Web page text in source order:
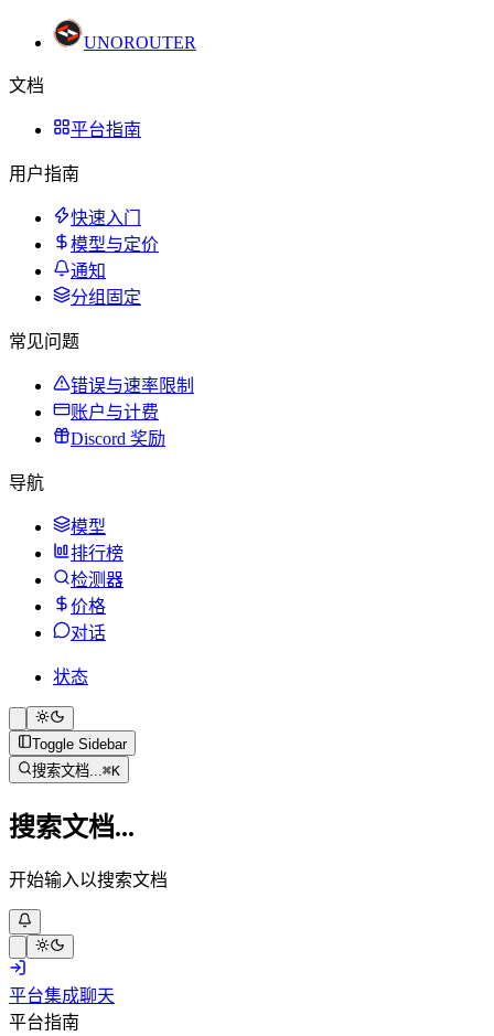
UNOROUTER
文档
平台指南
用户指南
快速入门
模型与定价
通知
分组固定
常见问题
错误与速率限制
账户与计费
Discord 奖励
导航
模型
排行榜
检测器
价格
对话
状态
Toggle Sidebar
搜索文档...⌘K
搜索文档...
开始输入以搜索文档
平台集成聊天
平台指南